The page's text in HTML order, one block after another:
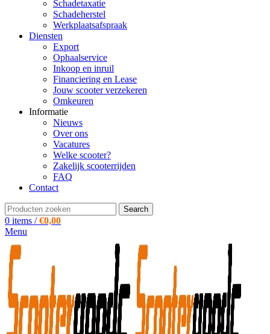
Schadetaxatie
Schadeherstel
Werkplaatsafspraak
Diensten
Export
Ophaalservice
Inkoop en inruil
Financiering en Lease
Jouw scooter verzekeren
Omkeuren
Informatie
Nieuws
Over ons
Vacatures
Welke scooter?
Zakelijk scooterrijden
FAQ
Contact
Search
0 items / €0,00
Menu